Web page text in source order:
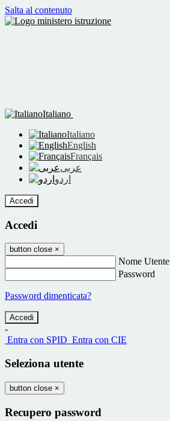
Salta al contenuto
Italiano
Italiano
English
Français
عربى
اردو
Accedi
Accedi
button close ×
Nome Utente
Password
Password dimenticata?
-
Entra con SPID Entra con CIE
Seleziona utente
button close ×
Recupero password